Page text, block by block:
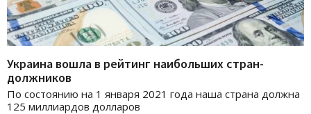
Украина вошла в рейтинг наибольших стран-
должников
По состоянию на 1 января 2021 года наша страна должна
125 миллиардов долларов